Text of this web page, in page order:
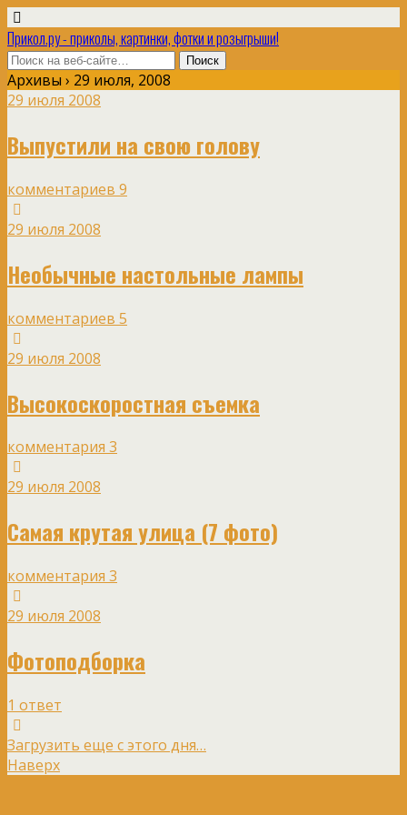
Прикол.ру - приколы, картинки, фотки и розыгрыши!
Архивы › 29 июля, 2008
29 июля 2008
Выпустили на свою голову
комментариев 9
29 июля 2008
Необычные настольные лампы
комментариев 5
29 июля 2008
Высокоскоростная съемка
комментария 3
29 июля 2008
Самая крутая улица (7 фото)
комментария 3
29 июля 2008
Фотоподборка
1 ответ
Загрузить еще с этого дня…
Наверх